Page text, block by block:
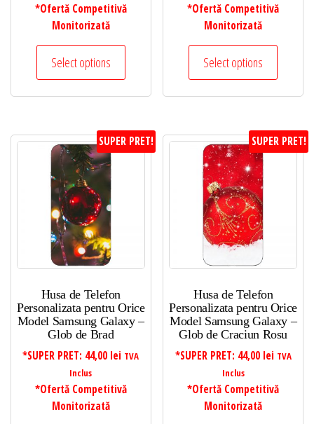
*Ofertă Competitivă
Monitorizată
Select options
*Ofertă Competitivă
Monitorizată
Select options
SUPER PRET!
Husa de Telefon
Personalizata pentru Orice
Model Samsung Galaxy –
Glob de Brad
*SUPER PRET: 44,00 lei TVA
Inclus
*Ofertă Competitivă
Monitorizată
SUPER PRET!
Husa de Telefon
Personalizata pentru Orice
Model Samsung Galaxy –
Glob de Craciun Rosu
*SUPER PRET: 44,00 lei TVA
Inclus
*Ofertă Competitivă
Monitorizată